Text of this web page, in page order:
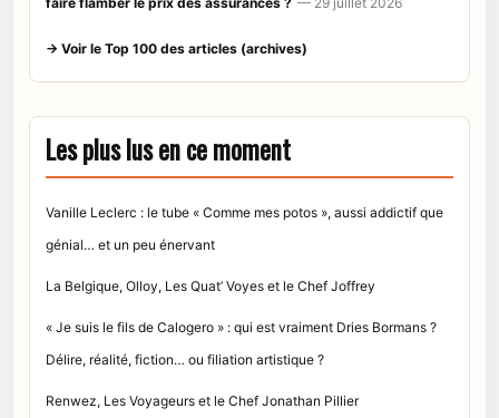
→ Voir le Top 100 des articles (archives)
Les plus lus en ce moment
Vanille Leclerc : le tube « Comme mes potos », aussi addictif que
génial… et un peu énervant
La Belgique, Olloy, Les Quat’ Voyes et le Chef Joffrey
« Je suis le fils de Calogero » : qui est vraiment Dries Bormans ?
Délire, réalité, fiction… ou filiation artistique ?
Renwez, Les Voyageurs et le Chef Jonathan Pillier